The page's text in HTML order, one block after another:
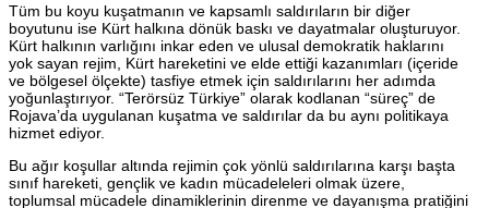
Tüm bu koyu kuşatmanın ve kapsamlı saldırıların bir diğer
boyutunu ise Kürt halkına dönük baskı ve dayatmalar oluşturuyor.
Kürt halkının varlığını inkar eden ve ulusal demokratik haklarını
yok sayan rejim, Kürt hareketini ve elde ettiği kazanımları (içeride
ve bölgesel ölçekte) tasfiye etmek için saldırılarını her adımda
yoğunlaştırıyor. “Terörsüz Türkiye” olarak kodlanan “süreç” de
Rojava’da uygulanan kuşatma ve saldırılar da bu aynı politikaya
hizmet ediyor.
Bu ağır koşullar altında rejimin çok yönlü saldırılarına karşı başta
sınıf hareketi, gençlik ve kadın mücadeleleri olmak üzere,
toplumsal mücadele dinamiklerinin direnme ve dayanışma pratiğini